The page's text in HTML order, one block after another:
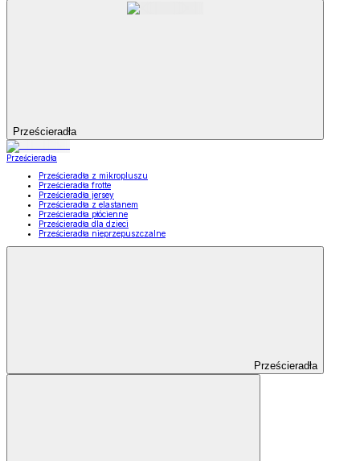
Prześcieradła
Prześcieradła
Prześcieradła z mikropluszu
Prześcieradła frotte
Prześcieradła jersey
Prześcieradła z elastanem
Prześcieradła płócienne
Prześcieradła dla dzieci
Prześcieradła nieprzepuszczalne
Prześcieradła